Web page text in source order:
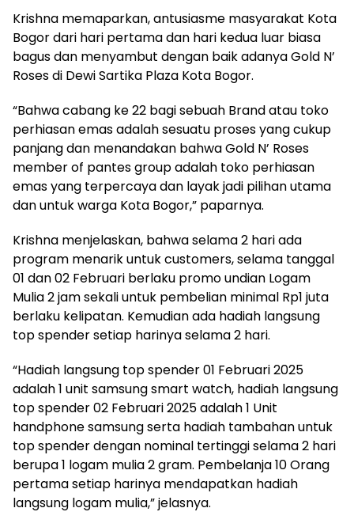
Krishna memaparkan, antusiasme masyarakat Kota
Bogor dari hari pertama dan hari kedua luar biasa
bagus dan menyambut dengan baik adanya Gold N’
Roses di Dewi Sartika Plaza Kota Bogor.
“Bahwa cabang ke 22 bagi sebuah Brand atau toko
perhiasan emas adalah sesuatu proses yang cukup
panjang dan menandakan bahwa Gold N’ Roses
member of pantes group adalah toko perhiasan
emas yang terpercaya dan layak jadi pilihan utama
dan untuk warga Kota Bogor,” paparnya.
Krishna menjelaskan, bahwa selama 2 hari ada
program menarik untuk customers, selama tanggal
01 dan 02 Februari berlaku promo undian Logam
Mulia 2 jam sekali untuk pembelian minimal Rp1 juta
berlaku kelipatan. Kemudian ada hadiah langsung
top spender setiap harinya selama 2 hari.
“Hadiah langsung top spender 01 Februari 2025
adalah 1 unit samsung smart watch, hadiah langsung
top spender 02 Februari 2025 adalah 1 Unit
handphone samsung serta hadiah tambahan untuk
top spender dengan nominal tertinggi selama 2 hari
berupa 1 logam mulia 2 gram. Pembelanja 10 Orang
pertama setiap harinya mendapatkan hadiah
langsung logam mulia,” jelasnya.